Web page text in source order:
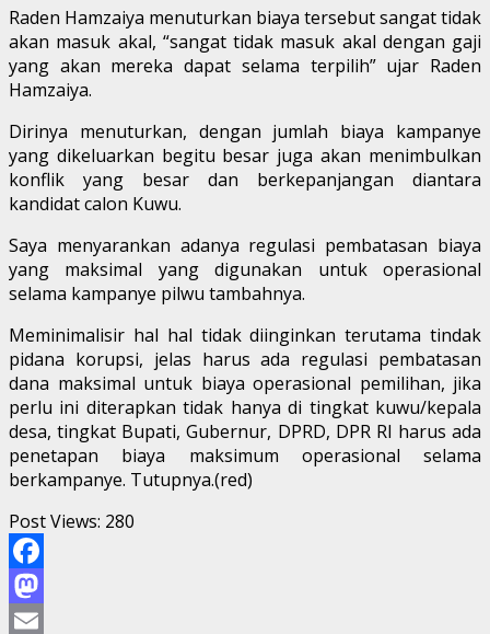
Raden Hamzaiya menuturkan biaya tersebut sangat tidak
akan masuk akal, “sangat tidak masuk akal dengan gaji
yang akan mereka dapat selama terpilih” ujar Raden
Hamzaiya.
Dirinya menuturkan, dengan jumlah biaya kampanye
yang dikeluarkan begitu besar juga akan menimbulkan
konflik yang besar dan berkepanjangan diantara
kandidat calon Kuwu.
Saya menyarankan adanya regulasi pembatasan biaya
yang maksimal yang digunakan untuk operasional
selama kampanye pilwu tambahnya.
Meminimalisir hal hal tidak diinginkan terutama tindak
pidana korupsi, jelas harus ada regulasi pembatasan
dana maksimal untuk biaya operasional pemilihan, jika
perlu ini diterapkan tidak hanya di tingkat kuwu/kepala
desa, tingkat Bupati, Gubernur, DPRD, DPR RI harus ada
penetapan biaya maksimum operasional selama
berkampanye. Tutupnya.(red)
Post Views: 280
Facebook
Mastodon